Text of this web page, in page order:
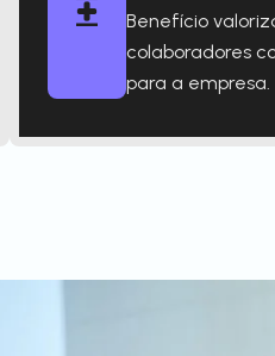
Benefício
colaboradores
para a empresa.